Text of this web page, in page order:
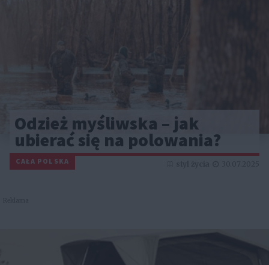
Odzież myśliwska – jak
ubierać się na polowania?
CAŁA POLSKA